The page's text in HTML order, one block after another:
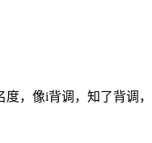
，像i背调，知了背调